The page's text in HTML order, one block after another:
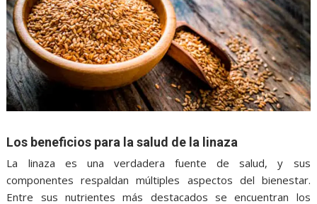
Los beneficios para la salud de la linaza
La linaza es una verdadera fuente de salud, y sus
componentes respaldan múltiples aspectos del bienestar.
Entre sus nutrientes más destacados se encuentran los